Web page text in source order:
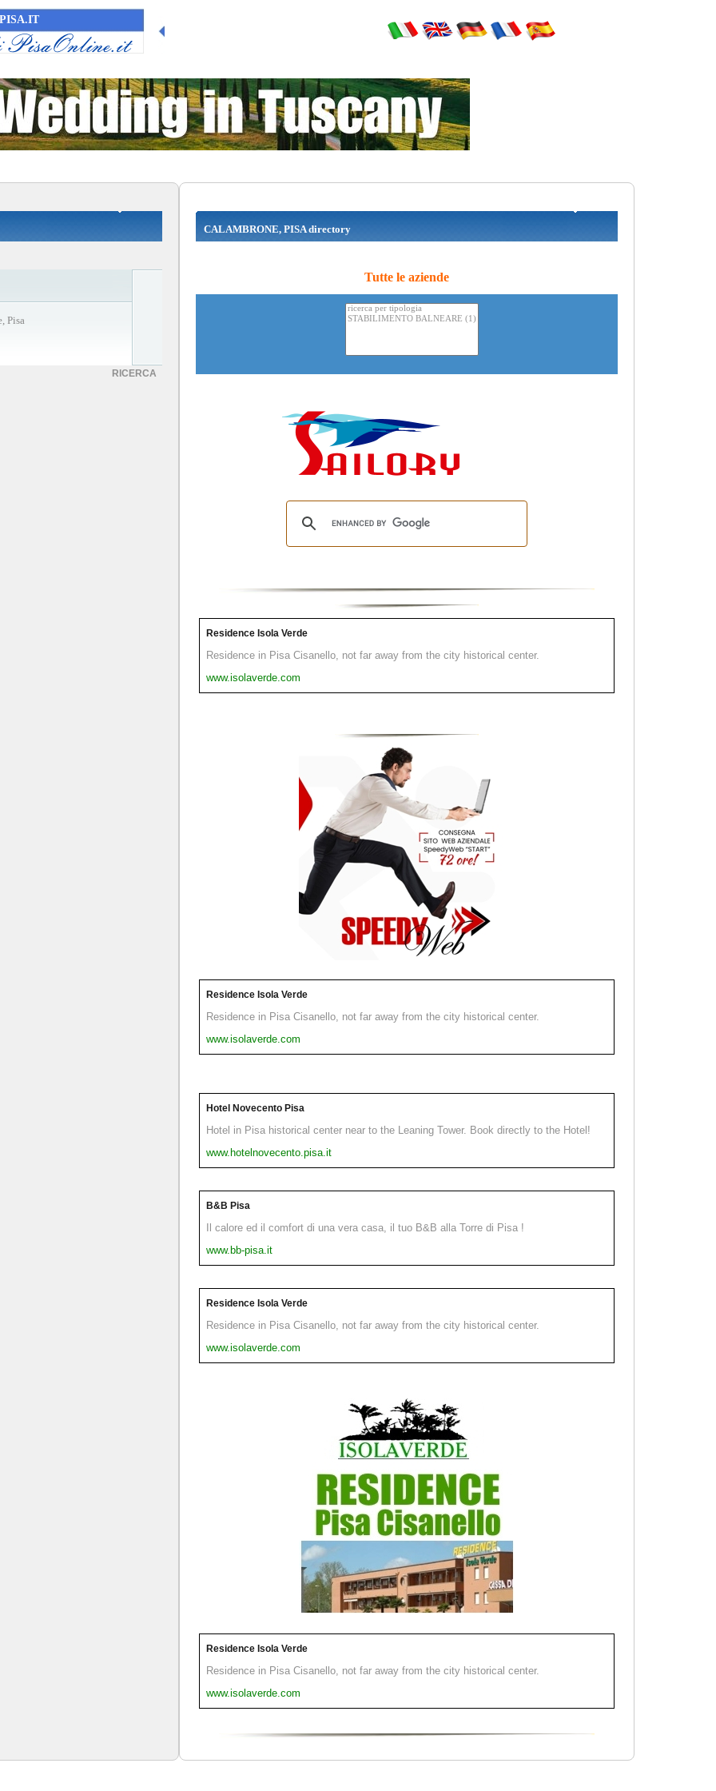
Pisa
RICERCA
CALAMBRONE, PISA directory
Tutte le aziende
Residence Isola Verde
Residence in Pisa Cisanello, not far away from the city historical center.
www.isolaverde.com
Residence Isola Verde
Residence in Pisa Cisanello, not far away from the city historical center.
www.isolaverde.com
Hotel Novecento Pisa
Hotel in Pisa historical center near to the Leaning Tower. Book directly to the Hotel!
www.hotelnovecento.pisa.it
B&B Pisa
Il calore ed il comfort di una vera casa, il tuo B&B alla Torre di Pisa !
www.bb-pisa.it
Residence Isola Verde
Residence in Pisa Cisanello, not far away from the city historical center.
www.isolaverde.com
Residence Isola Verde
Residence in Pisa Cisanello, not far away from the city historical center.
www.isolaverde.com